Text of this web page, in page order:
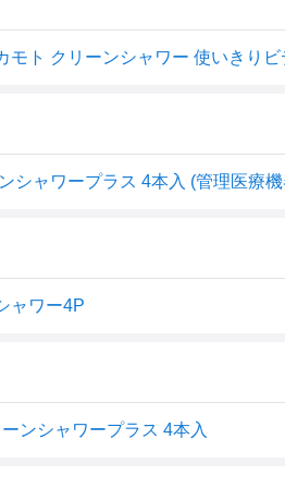
モト クリーンシャワー 使いきりビ
シャワープラス 4本入 (管理医療機
ャワー4P
ンシャワープラス 4本入